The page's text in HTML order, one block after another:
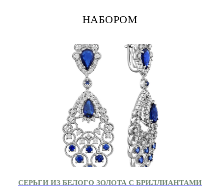
НАБОРОМ
СЕРЬГИ ИЗ БЕЛОГО ЗОЛОТА С БРИЛЛИАНТАМИ